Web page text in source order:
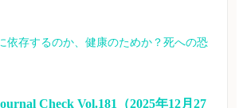
依存するのか、健康のためか？死への恐
Check Vol.181（2025年12月27